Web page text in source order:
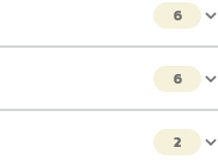
6
6
2